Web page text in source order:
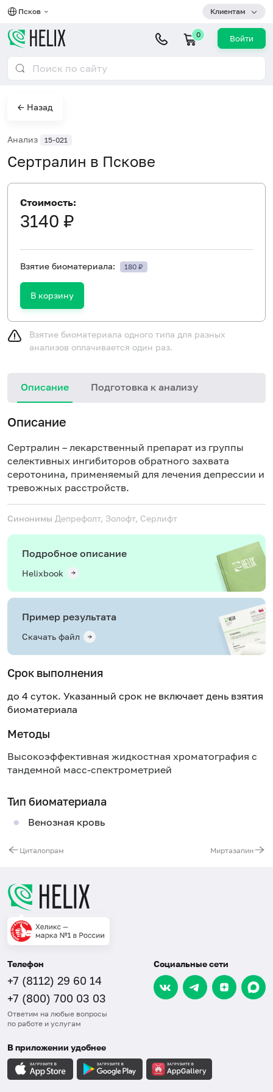
Псков Клиентам
0 Войти
← Назад
Анализ 15-021
Сертралин в Пскове
Стоимость:
3140 ₽
Взятие биоматериала: 180 ₽
В корзину
Взятие биоматериала одного типа для разных
анализов оплачивается один раз.
Описание Подготовка к анализу
Описание
Сертралин – лекарственный препарат из группы
селективных ингибиторов обратного захвата
серотонина, применяемый для лечения депрессии и
тревожных расстройств.
Синонимы Депрефолт, Золофт, Серлифт
Подробное описание
Helixbook
Пример результата
Скачать файл
Срок выполнения
до 4 суток. Указанный срок не включает день взятия
биоматериала
Методы
Высокоэффективная жидкостная хроматография с
тандемной масс-спектрометрией
Тип биоматериала
Венозная кровь
Циталопрам Миртазапин
Телефон
+7 (8112) 29 60 14
+7 (800) 700 03 03
Ответим на любые вопросы
по работе и услугам
Социальные сети
В приложении удобнее